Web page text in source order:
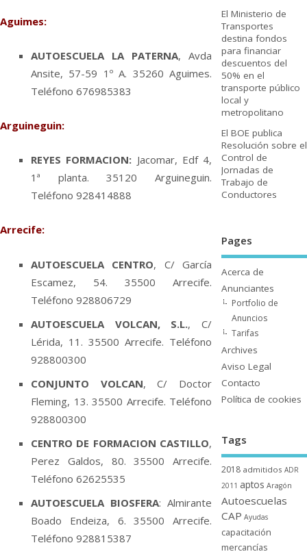
Aguimes:
AUTOESCUELA LA PATERNA, Avda
Ansite, 57-59 1º A. 35260 Aguimes.
Teléfono 676985383
Arguineguin:
REYES FORMACION: Jacomar, Edf 4,
1ª planta. 35120 Arguineguin.
Teléfono 928414888
Arrecife:
AUTOESCUELA CENTRO, C/ Garcí­a
Escamez, 54. 35500 Arrecife.
Teléfono 928806729
AUTOESCUELA VOLCAN, S.L., C/
Lérida, 11. 35500 Arrecife. Teléfono
928800300
CONJUNTO VOLCAN, C/ Doctor
Fleming, 13. 35500 Arrecife. Teléfono
928800300
CENTRO DE FORMACION CASTILLO,
Perez Galdos, 80. 35500 Arrecife.
Teléfono 62625535
AUTOESCUELA BIOSFERA: Almirante
Boado Endeiza, 6. 35500 Arrecife.
Teléfono 928815387
El Ministerio de
Transportes
destina fondos
para financiar
descuentos del
50% en el
transporte público
local y
metropolitano
El BOE publica
Resolución sobre el
Control de
Jornadas de
Trabajo de
Conductores
Pages
Acerca de
Anunciantes
Portfolio de
Anuncios
Tarifas
Archives
Aviso Legal
Contacto
Polí­tica de cookies
Tags
2018 admitidos ADR
2011 aptos Aragón
Autoescuelas
CAP Ayudas
capacitación
mercancí­as